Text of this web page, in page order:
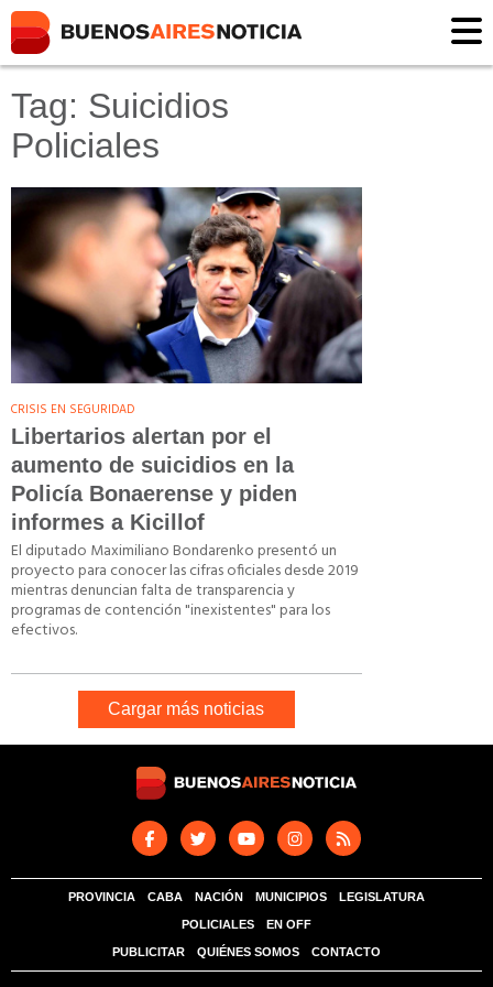
Tag: Suicidios
Policiales
CRISIS EN SEGURIDAD
Libertarios alertan por el
aumento de suicidios en la
Policía Bonaerense y piden
informes a Kicillof
El diputado Maximiliano Bondarenko presentó un
proyecto para conocer las cifras oficiales desde 2019
mientras denuncian falta de transparencia y
programas de contención "inexistentes" para los
efectivos.
Cargar más noticias
PROVINCIA CABA NACIÓN MUNICIPIOS LEGISLATURA
POLICIALES EN OFF
PUBLICITAR QUIÉNES SOMOS CONTACTO